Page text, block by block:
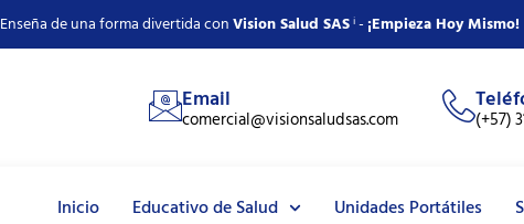
Enseña de una forma divertida conVision Salud SASⁱ -¡Empieza Hoy Mismo!
Email
comercial@visionsaludsas.com (+57)
Inicio Educativo de Salud Unidades Portátiles